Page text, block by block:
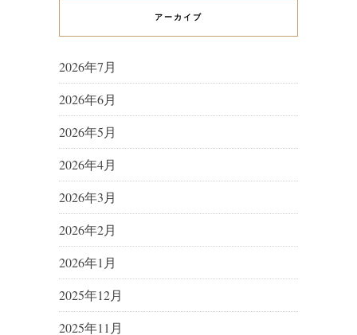
アーカイブ
2026年7月
2026年6月
2026年5月
2026年4月
2026年3月
2026年2月
2026年1月
2025年12月
2025年11月